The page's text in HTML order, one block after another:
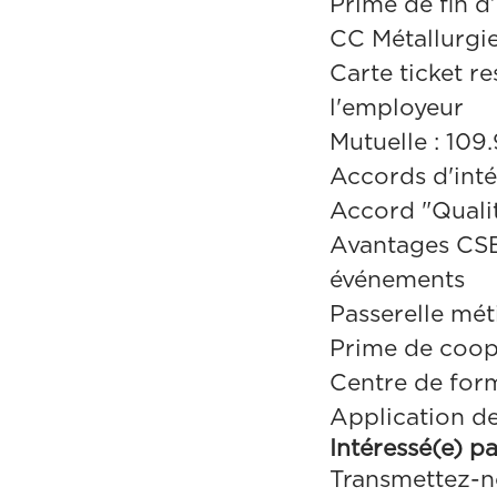
Prime de fin
CC
Carte ticket
l'employeur
Mutuelle :
Accords
Accord
Avantages
événements
Passerelle
Prime de
Centre de
Application
Intéressé(e)
Transmettez-